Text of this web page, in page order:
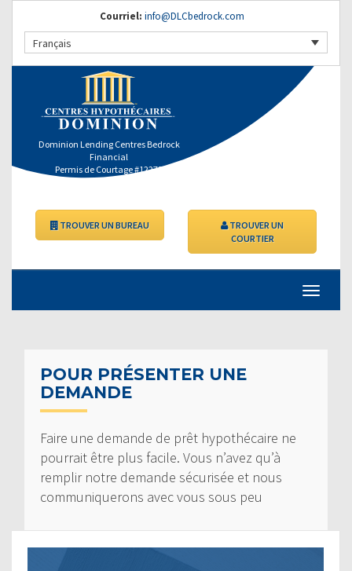
Courriel: info@DLCbedrock.com
Français
Dominion Lending Centres Bedrock
Financial
Permis de Courtage #12275
TROUVER UN BUREAU
TROUVER UN
COURTIER
POUR PRÉSENTER UNE
DEMANDE
Faire une demande de prêt hypothécaire ne
pourrait être plus facile. Vous n’avez qu’à
remplir notre demande sécurisée et nous
communiquerons avec vous sous peu